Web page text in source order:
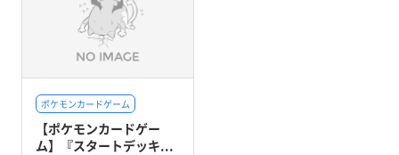
ポケモンカードゲーム
【ポケモンカードゲー
ム】『スタートデッキ...